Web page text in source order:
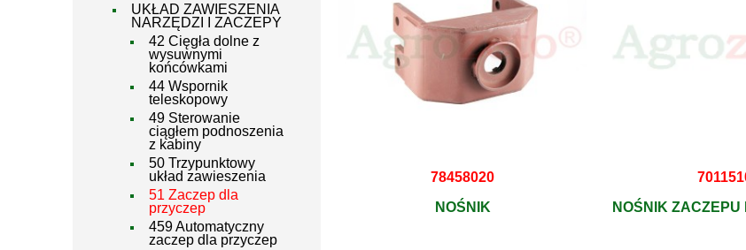
UKŁAD ZAWIESZENIA
NARZĘDZI I ZACZEPY
42 Cięgła dolne z
wysuwnymi
końcówkami
44 Wspornik
teleskopowy
49 Sterowanie
ciągłem podnoszenia
z kabiny
50 Trzypunktowy
układ zawieszenia
51 Zaczep dla
przyczep
459 Automatyczny
zaczep dla przyczep
78458020
NOŚNIK
NOŚNIK ZACZEPU